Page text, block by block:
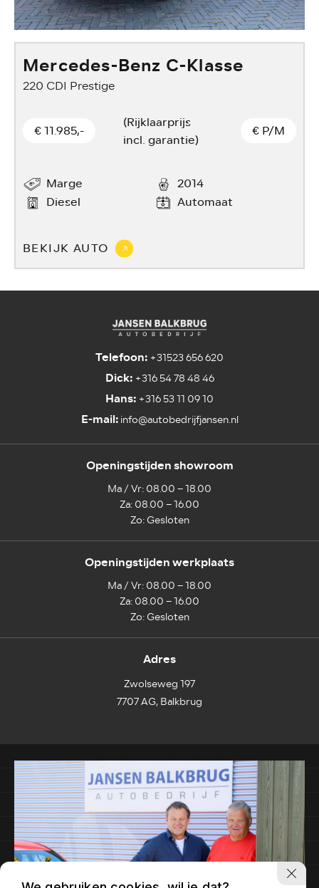
Mercedes-Benz C-Klasse
220 CDI Prestige
€ 11.985,-
(Rijklaarprijs
incl. garantie)
€ P/M
Marge
2014
Diesel
Automaat
BEKIJK AUTO
Telefoon: +31523 656 620
Dick:+316 54 78 48 46
Hans: +316 53 11 09 10
E-mail:info@autobedrijfjansen.nl
Openingstijden showroom
Ma / Vr: 08.00 – 18.00
Za: 08.00 – 16.00
Zo: Gesloten
Openingstijden werkplaats
Ma / Vr: 08.00 – 18.00
Za: 08.00 – 16.00
Zo: Gesloten
Adres
Zwolseweg 197
7707 AG, Balkbrug